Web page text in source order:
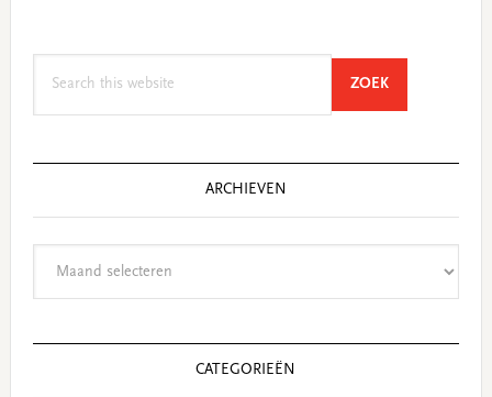
ZOEKSEARCH
ARCHIEVEN
CATEGORIEËN